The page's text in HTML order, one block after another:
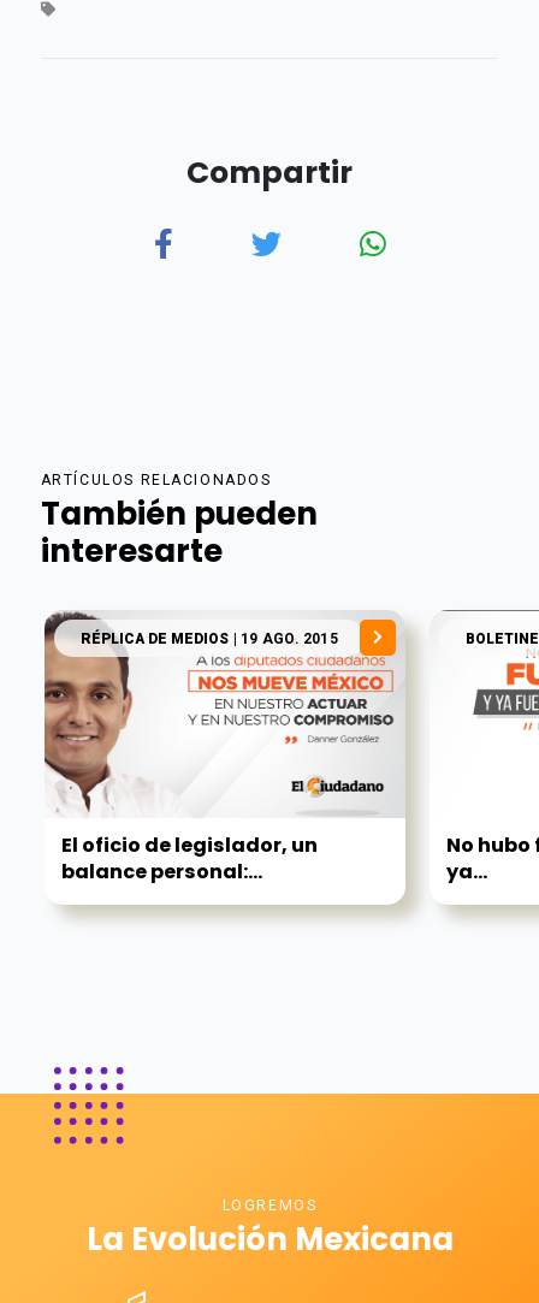
Compartir
ARTÍCULOS RELACIONADOS
También pueden
interesarte
RÉPLICA DE MEDIOS | 19 AGO. 2015
El oficio de legislador, un
balance personal:...
No
ya...
LOGREMOS
La Evolución Mexicana